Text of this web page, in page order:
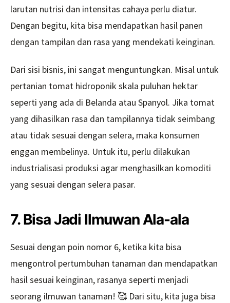
larutan nutrisi dan intensitas cahaya perlu diatur.
Dengan begitu, kita bisa mendapatkan hasil panen
dengan tampilan dan rasa yang mendekati keinginan.
Dari sisi bisnis, ini sangat menguntungkan. Misal untuk
pertanian tomat hidroponik skala puluhan hektar
seperti yang ada di Belanda atau Spanyol. Jika tomat
yang dihasilkan rasa dan tampilannya tidak seimbang
atau tidak sesuai dengan selera, maka konsumen
enggan membelinya. Untuk itu, perlu dilakukan
industrialisasi produksi agar menghasilkan komoditi
yang sesuai dengan selera pasar.
7. Bisa Jadi Ilmuwan Ala-ala
Sesuai dengan poin nomor 6, ketika kita bisa
mengontrol pertumbuhan tanaman dan mendapatkan
hasil sesuai keinginan, rasanya seperti menjadi
seorang ilmuwan tanaman! 🥰 Dari situ, kita juga bisa